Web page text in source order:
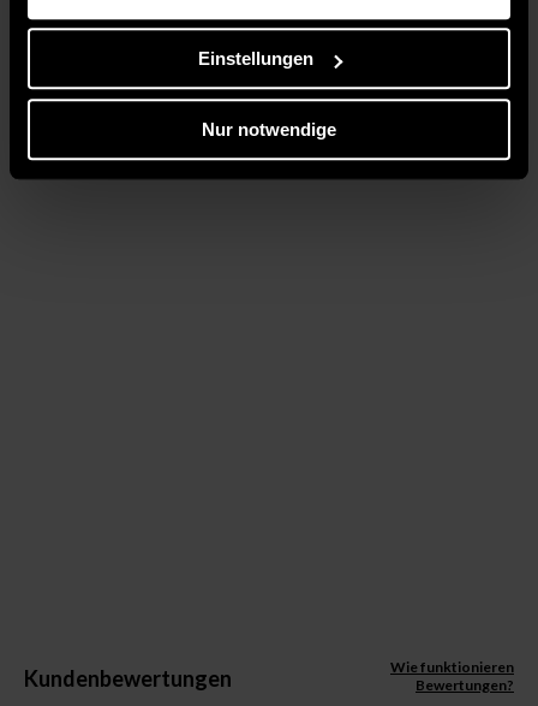
Einstellungen
Nur notwendige
Kundenbewertungen
Wie funktionieren
Bewertungen?